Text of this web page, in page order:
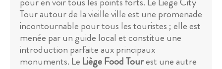
Tour autour de la vieille ville est une promenade
incontournable pour tous les touristes ; elle est
menée par un guide local et constitue une
introduction parfaite aux principaux
monuments. Le Liège Food Tourest une autre